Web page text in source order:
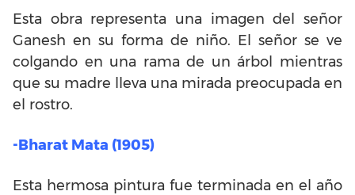
Esta obra representa una imagen del señor
Ganesh en su forma de niño. El señor se ve
colgando en una rama de un árbol mientras
que su madre lleva una mirada preocupada en
el rostro.
-Bharat Mata (1905)
Esta hermosa pintura fue terminada en el año